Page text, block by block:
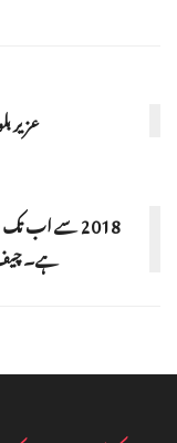
ہے۔ چیف